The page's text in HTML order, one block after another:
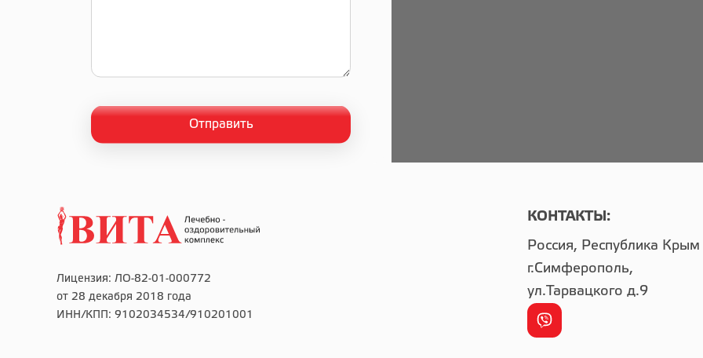
Лицензия: ЛО-82-01-000772
от 28 декабря 2018 года
ИНН/КПП: 9102034534/910201001
КОНТАКТЫ:
Россия, Республика Крым
г.Симферополь,
ул.Тарвацкого д.9